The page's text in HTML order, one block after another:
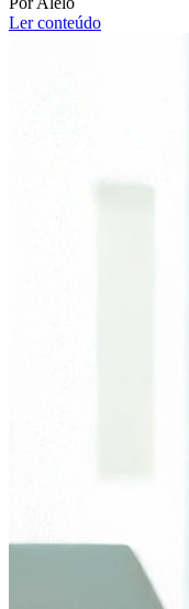
Ler conteúdo